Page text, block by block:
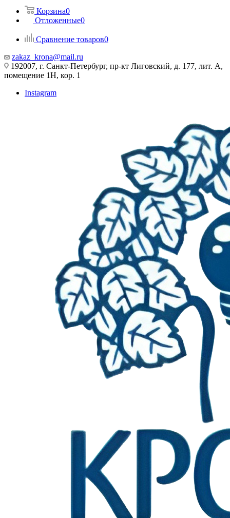
Корзина0
Отложенные0
Сравнение товаров0
zakaz_krona@mail.ru
192007, г. Санкт-Петербург, пр-кт Лиговский, д. 177, лит. А,
помещение 1Н, кор. 1
Instagram